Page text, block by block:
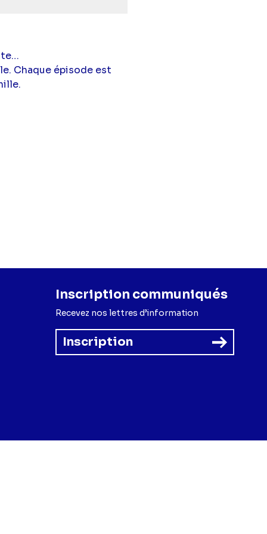
Chaque épisode est
Inscription communiqués
Recevez nos lettres d’information
Inscription